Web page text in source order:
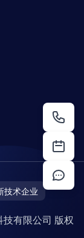
技术企业
有限公司 版权